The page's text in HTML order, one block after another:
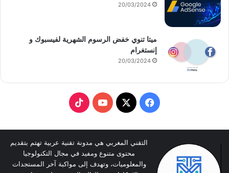
20/03/2024
ميتا تنوي خفض الرسوم الشهرية لفيسبوك و
إنستغرام
20/03/2024
F
c
e
X
Y
u
T
T
k
T
التقني المغربي هي مدونة تقنية عربية تهتم بتقديم
محتوى متنوع ومفيد في مجال التكنولوجيا
والمعلوميات، وتهدف إلى مواكبة آخر المستجدات